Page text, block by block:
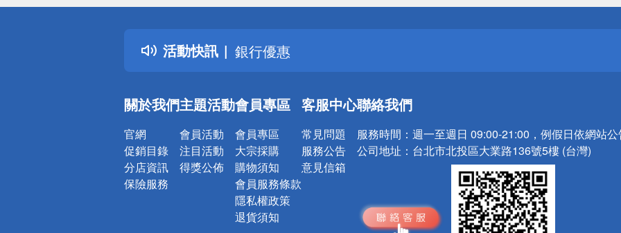
活動快訊
熱門話題
銀行優惠
偏遠地區配送
詐騙網頁！請小心！
關於我們
官網
促銷目錄
分店資訊
保險服務
主題活動
會員活動
注目活動
得獎公佈
會員專區
會員專區
大宗採購
購物須知
會員服務條款
隱私權政策
退貨須知
客服中心
常見問題
服務公告
意見信箱
聯絡我們
服務時間： 週一至週日 09:00-21:00，例假日依網站
公司地址： 台北市北投區大業路136號5樓 (台灣)